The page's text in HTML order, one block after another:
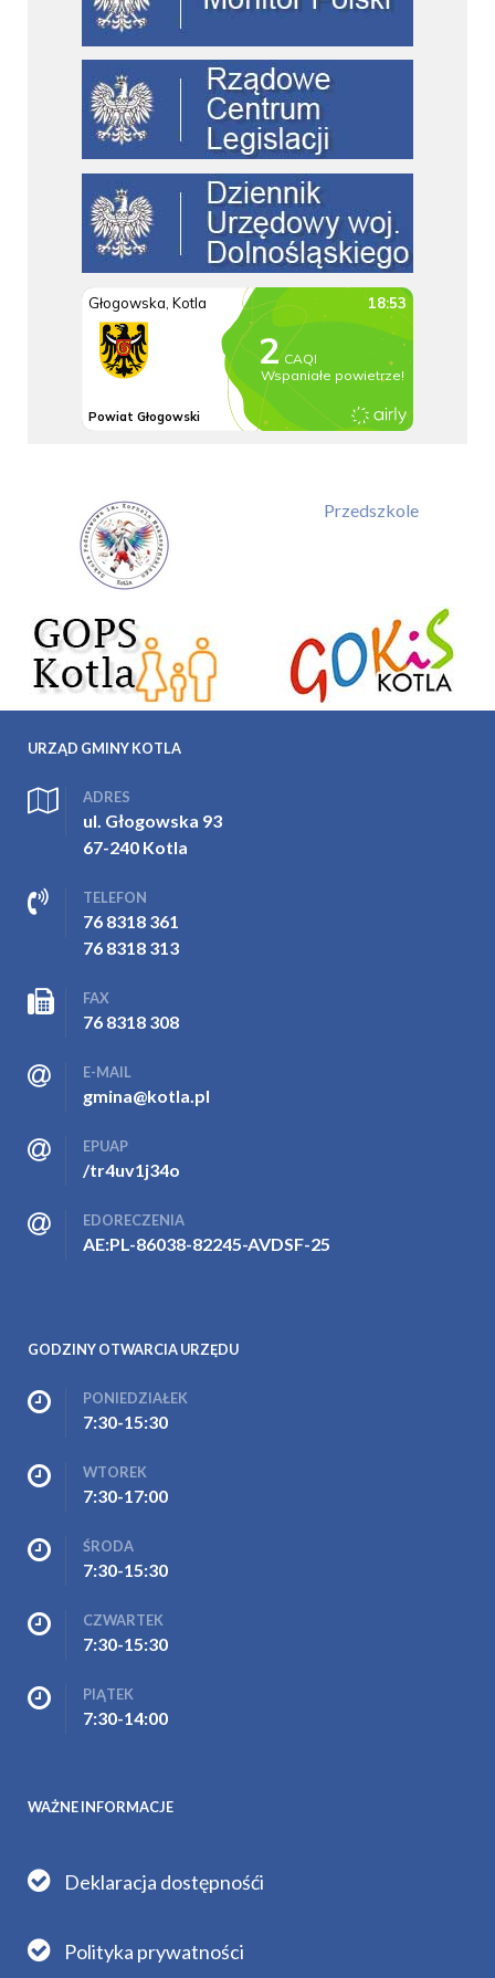
Przedszkole
URZĄD GMINY KOTLA
ADRES
ul. Głogowska 93
67-240 Kotla
TELEFON
76 8318 361
76 8318 313
FAX
76 8318 308
E-MAIL
gmina@kotla.pl
EPUAP
/tr4uv1j34o
EDORECZENIA
AE:PL-86038-82245-AVDSF-25
GODZINY OTWARCIA URZĘDU
PONIEDZIAŁEK
7:30-15:30
WTOREK
7:30-17:00
ŚRODA
7:30-15:30
CZWARTEK
7:30-15:30
PIĄTEK
7:30-14:00
WAŻNE INFORMACJE
Deklaracja dostępnośći
Polityka prywatności